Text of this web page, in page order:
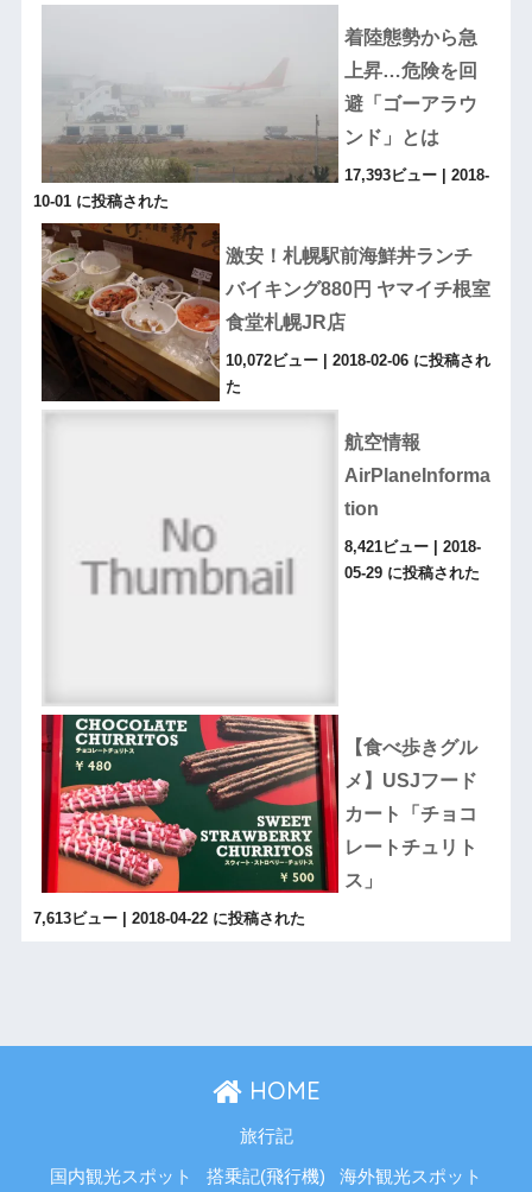
着陸態勢から急
上昇…危険を回
避「ゴーアラウ
ンド」とは
17,393ビュー| 2018-
10-01 に投稿された
激安！札幌駅前海鮮丼ランチ
バイキング880円 ヤマイチ根室
食堂札幌JR店
10,072ビュー| 2018-02-06 に投稿され
た
航空情報
AirPlaneInforma
tion
8,421ビュー| 2018-
05-29 に投稿された
【食べ歩きグル
メ】USJフード
カート「チョコ
レートチュリト
ス」
7,613ビュー| 2018-04-22 に投稿された
HOME
旅行記
国内観光スポット 搭乗記(飛行機) 海外観光スポット